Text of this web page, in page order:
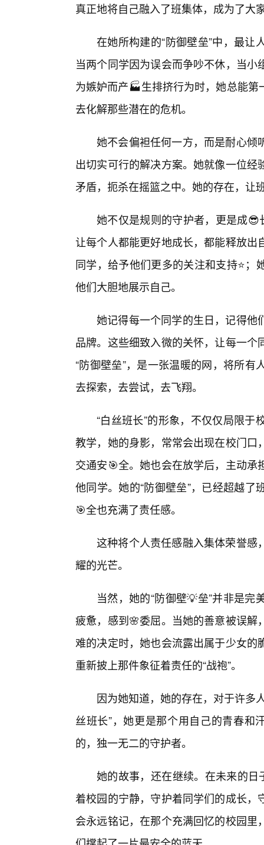
真正地将自己融入了班集体，成为了大
在她所构建的“防御壁垒”中，最
当两个同学因为误会而争吵不休，当
为嫉妒而产🏭生排挤行为时，她总能
去化解那些潜在的危机。
她不会偏袒任何一方，而是耐心倾
出切实可行的解决方案。她就像一位
矛盾，扼杀在摇篮之中。她的存在，让
她不仅是规则的守护者，更是成😎
让每个人都能更好地成长，都能释放
同学，给予他们更多的关注和支持⭐
他们大胆地展示自己。
她记得每一个同学的生日，记得他
品牌。这些细致入微的关怀，让每一
“防御壁垒”，是一张温暖的网，将所
去探索，去尝试，去飞翔。
“白丝班长”的形象，不仅仅局限
教学，她的身影，常常会出现在校门
交通安🎯全。她也会在放学后，主动
他同学。她的“防御壁垒”，已经超越
🎯全也充满了责任感。
这种将个人责任感融入集体荣誉感
耀的光芒。
当然，她的“防御壁💡垒”并非是
疲惫，感到🌸委屈。当她的善意被误
难的决定时，她也会流露出属于少女
重新披上那件象征着责任的“战袍”。
因为她知道，她的存在，对于许多
丝班长”，她更是那个用自己的青春和
的，独一无二的守护者。
她的故事，还在继续。在未来的日
着校园的宁静，守护着同学们的成长
会永远铭记，在那个充满回忆的校园